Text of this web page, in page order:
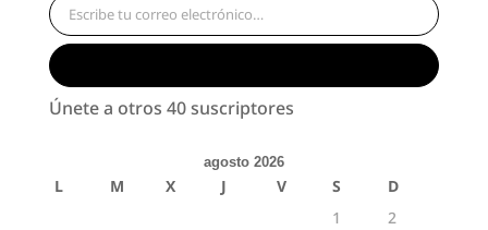
Únete a otros 40 suscriptores
agosto 2026
L M X J V S
D
1
2